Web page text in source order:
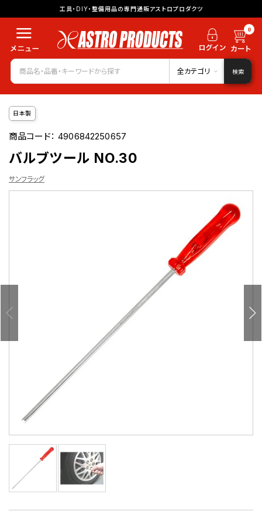
工具・DIY・整備用品の専門通販アストロプロダクツ
0
全カテゴリ 検索
日本製
商品コード：4906842250657
バルブツール NO.30
サンフラッグ